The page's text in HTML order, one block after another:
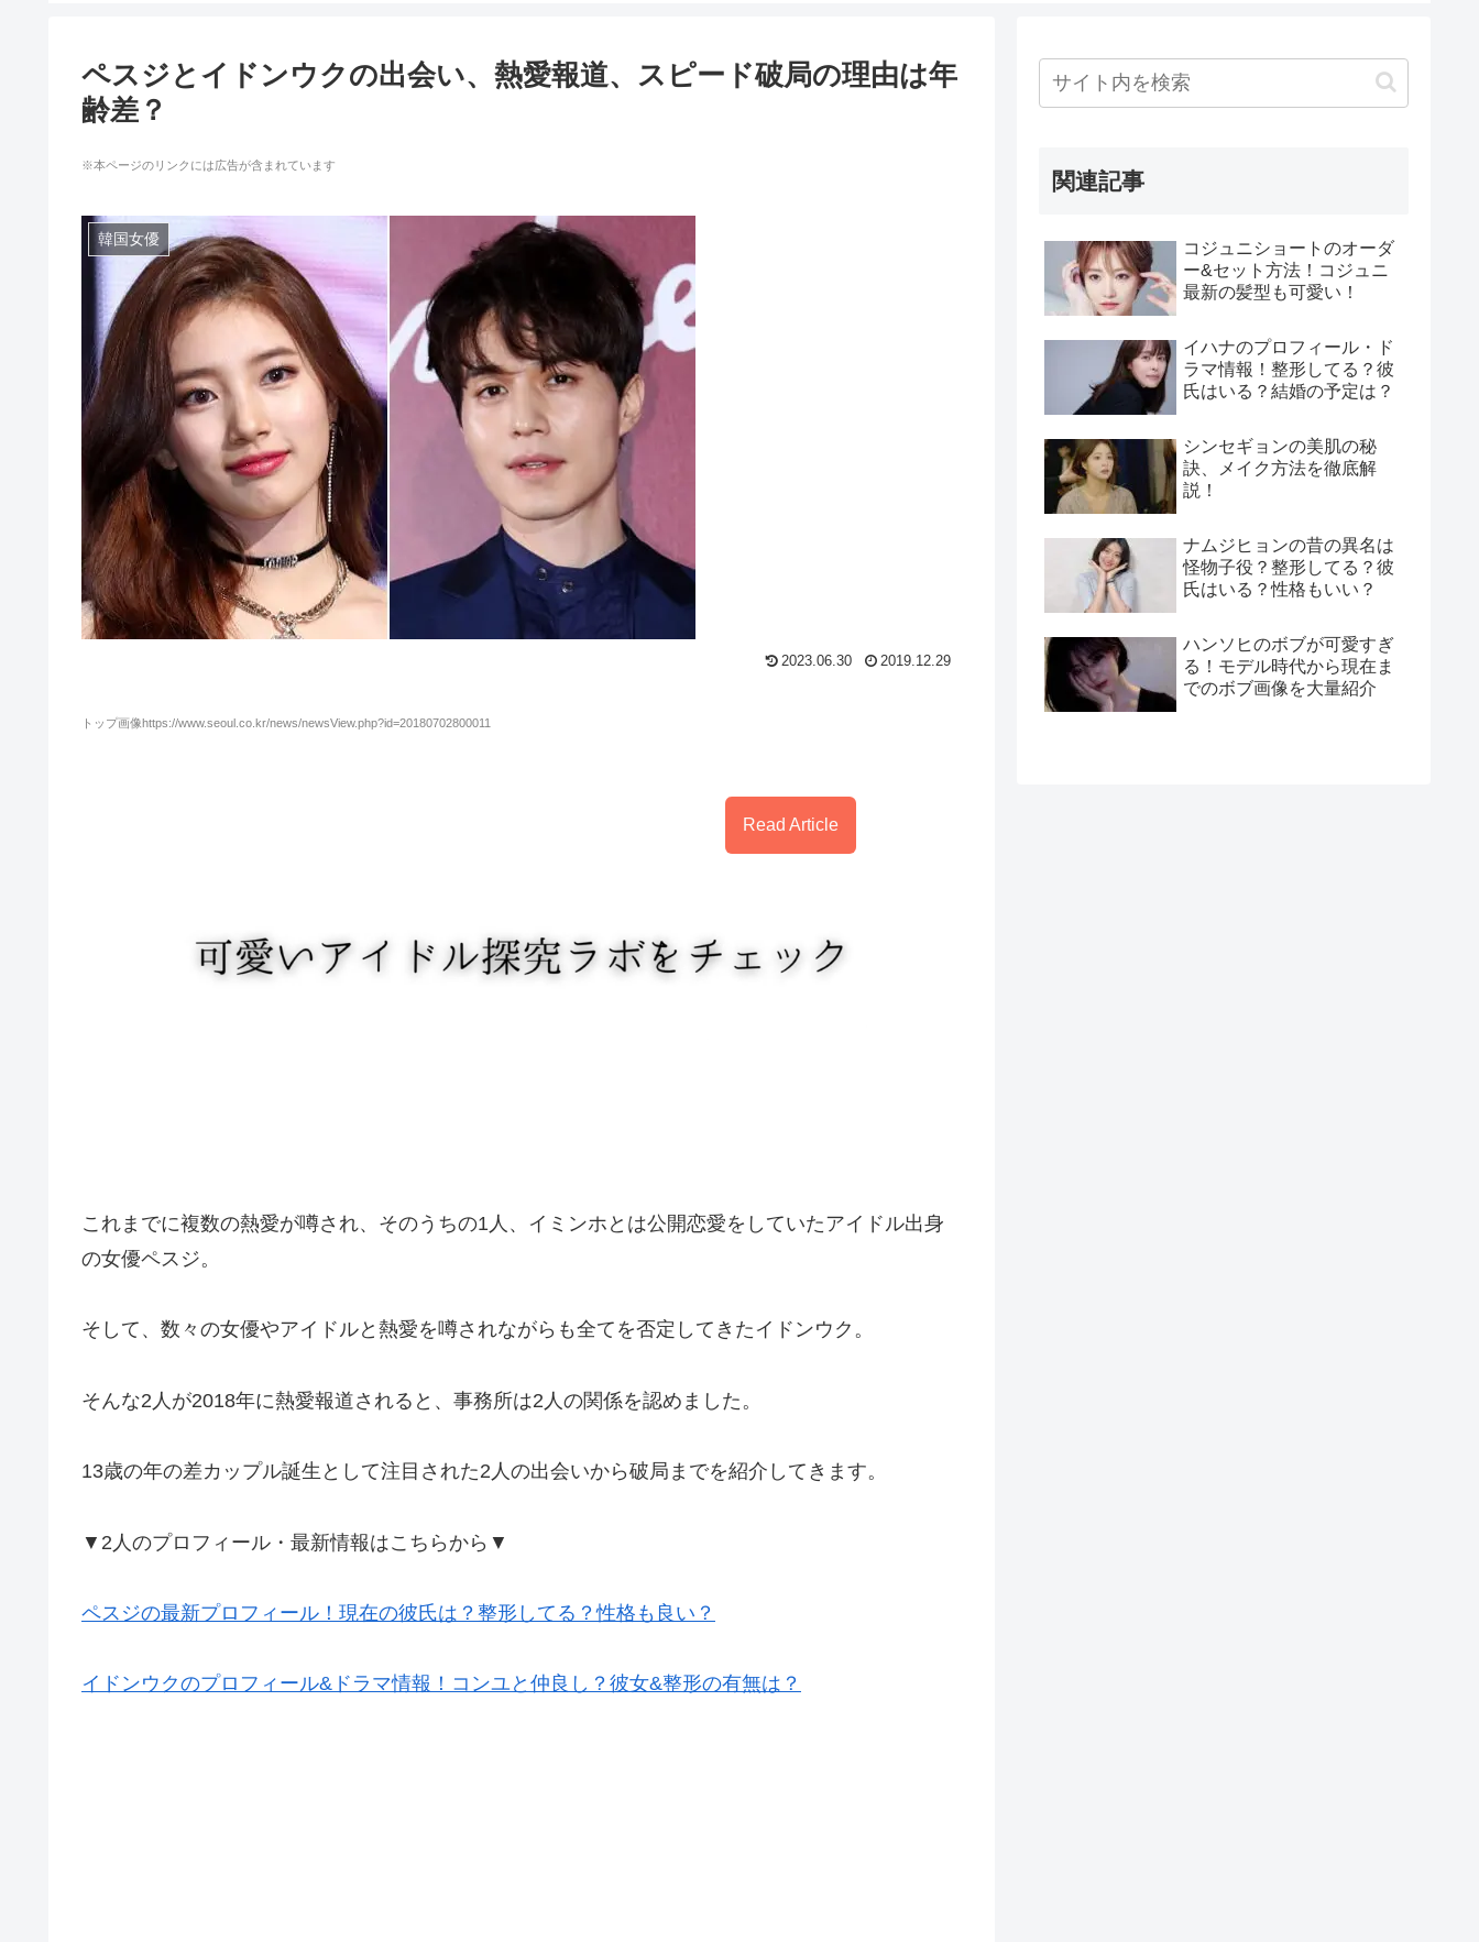
ペスジとイドンウクの出会い、熱愛報道、スピード破局の理由は年
齢差？
※本ページのリンクには広告が含まれています
韓国女優
2023.06.30 2019.12.29
トップ画像https://www.seoul.co.kr/news/newsView.php?id=20180702800011
Read Article
これまでに複数の熱愛が噂され、そのうちの1人、イミンホとは公開恋愛をしていたアイドル出身
の女優ペスジ。
そして、数々の女優やアイドルと熱愛を噂されながらも全てを否定してきたイドンウク。
そんな2人が2018年に熱愛報道されると、事務所は2人の関係を認めました。
13歳の年の差カップル誕生として注目された2人の出会いから破局までを紹介してきます。
▼2人のプロフィール・最新情報はこちらから▼
ペスジの最新プロフィール！現在の彼氏は？整形してる？性格も良い？
イドンウクのプロフィール&ドラマ情報！コンユと仲良し？彼女&整形の有無は？
関連記事
コジュニショートのオーダ
ー&セット方法！コジュニ
最新の髪型も可愛い！
イハナのプロフィール・ド
ラマ情報！整形してる？彼
氏はいる？結婚の予定は？
シンセギョンの美肌の秘
訣、メイク方法を徹底解
説！
ナムジヒョンの昔の異名は
怪物子役？整形してる？彼
氏はいる？性格もいい？
ハンソヒのボブが可愛すぎ
る！モデル時代から現在ま
でのボブ画像を大量紹介